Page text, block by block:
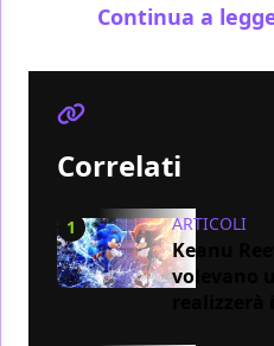
Continua a
Correlati
1 ARTICOLI
Keanu
volevano